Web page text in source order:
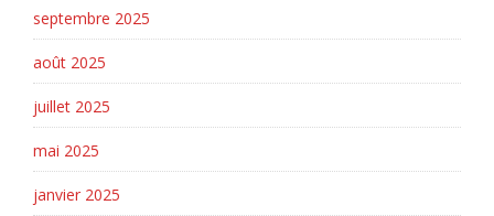
septembre 2025
août 2025
juillet 2025
mai 2025
janvier 2025